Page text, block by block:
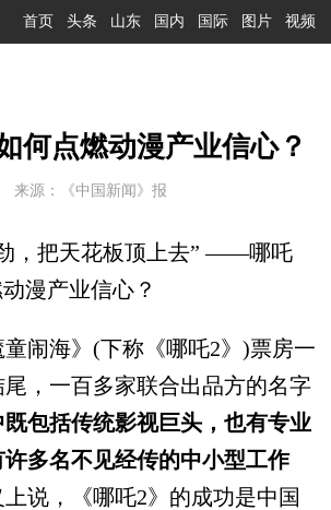
首页 头条 山东 国内 国际 图片 视频
何点燃动漫产业信心？
来源：《中国新闻》报
把天花板顶上去” ——哪吒
漫产业信心？
海》(下称《哪吒2》)票房一
，一百多家联合出品方的名字
既包括传统影视巨头，也有专业
多名不见经传的中小型工作
说，《哪吒2》的成功是中国